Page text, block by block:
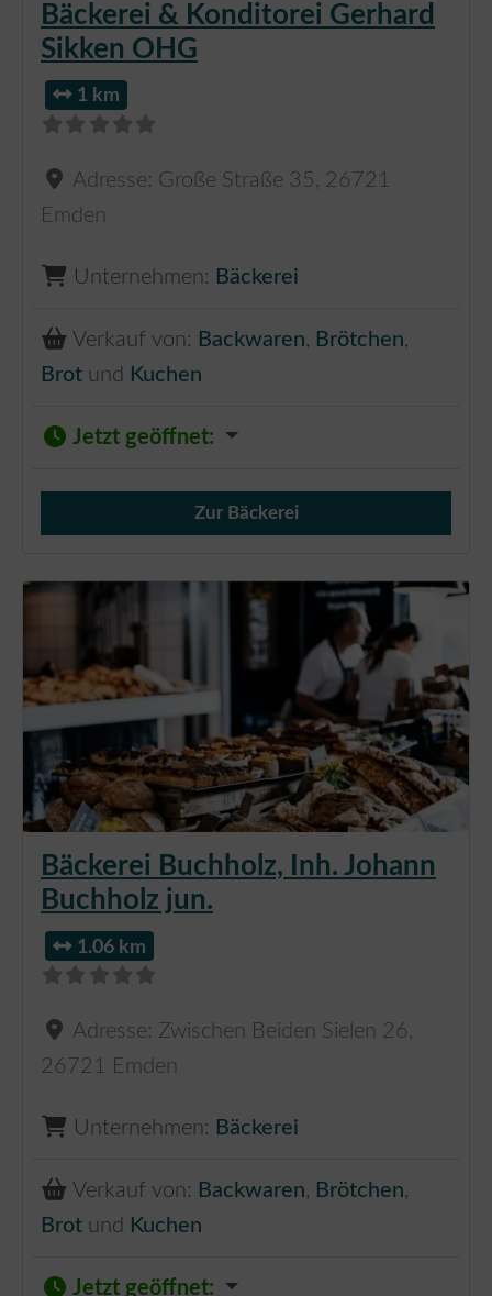
Bäckerei & Konditorei Gerhard
Sikken OHG
1 km
Adresse: Große Straße 35 , 26721
Emden
Unternehmen: Bäckerei
Verkauf von: Backwaren, Brötchen,
Brot und Kuchen
Jetzt geöffnet:
Verkauf von Brötchen,
Zur Bäckerei
Bäckerei Buchholz, Inh. Johann
Buchholz jun.
1.06 km
Adresse: Zwischen Beiden Sielen 26 ,
26721
Emden
Unternehmen: Bäckerei
Verkauf von: Backwaren, Brötchen,
Brot und Kuchen
Jetzt geöffnet: